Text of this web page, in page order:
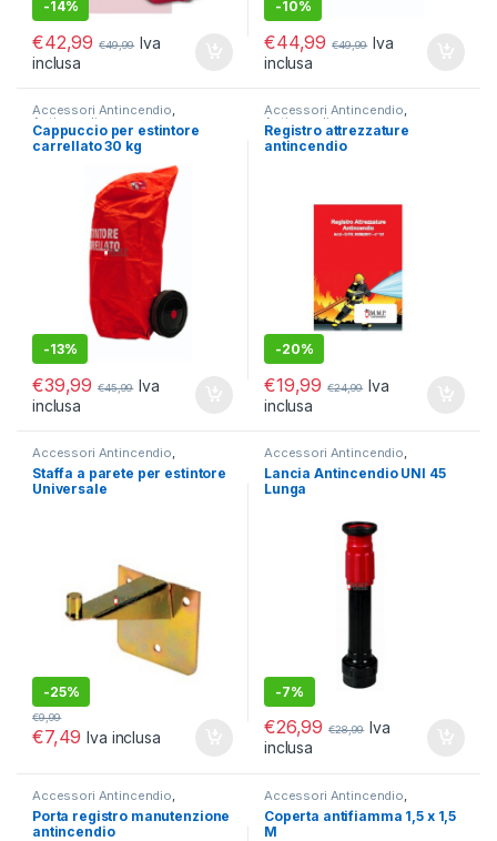
-14%
€42,99 €49,99 Iva
inclusa
-10%
€44,99 €49,99 Iva
inclusa
Accessori Antincendio,
Antincendio
Cappuccio per estintore
carrellato 30 kg
-13%
€39,99 €45,99 Iva
inclusa
Accessori Antincendio,
Antincendio
Registro attrezzature
antincendio
-20%
€19,99 €24,99 Iva
inclusa
Accessori Antincendio,
Antincendio
Staffa a parete per estintore
Universale
-25%
€7,49
€9,99
Iva inclusa
Accessori Antincendio,
Antincendio, Reti idranti e Naspo
Lancia Antincendio UNI 45
Lunga
-7%
€26,99 €28,99 Iva
inclusa
Accessori Antincendio,
Antincendio
Porta registro manutenzione
antincendio
Accessori Antincendio,
Antincendio
Coperta antifiamma 1,5 x 1,5
M